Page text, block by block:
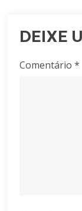
DEIXE
Comentário*